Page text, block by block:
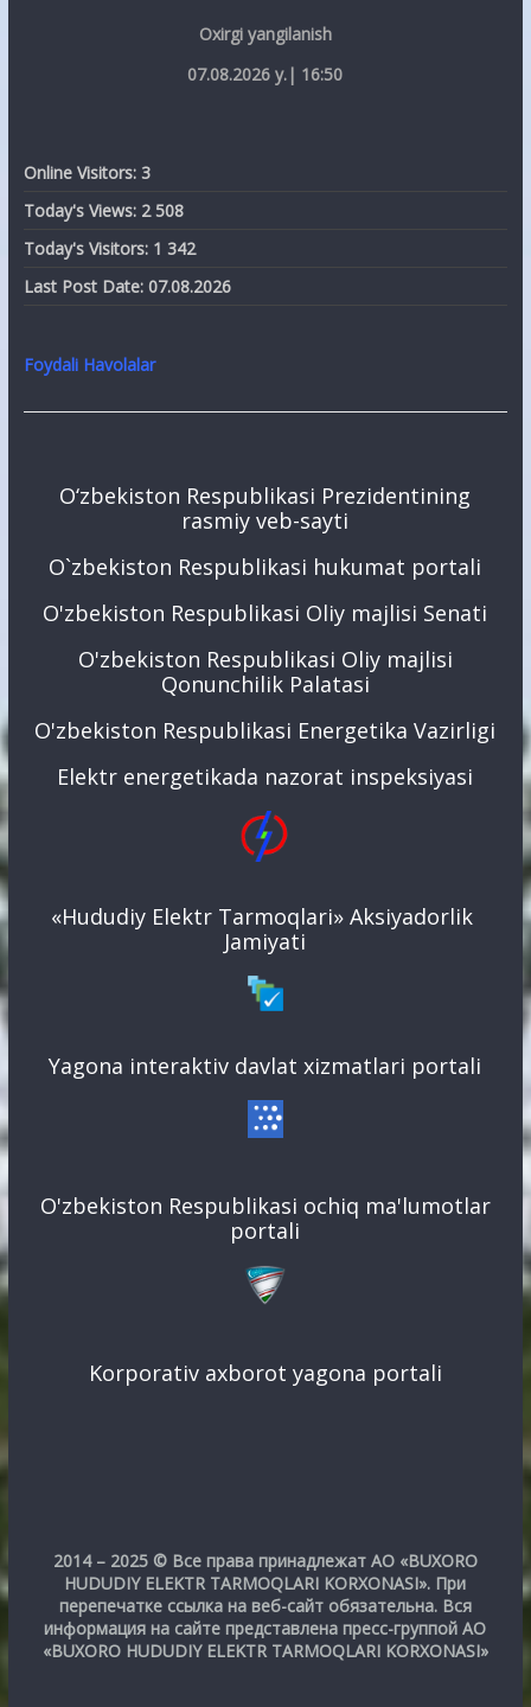
Oxirgi yangilanish
07.08.2026 y.| 16:50
Online Visitors: 3
Today's Views: 2 508
Today's Visitors: 1 342
Last Post Date: 07.08.2026
Foydali Havolalar
O‘zbekiston Respublikasi Prezidentining
rasmiy veb-sayti
O`zbekiston Respublikasi hukumat portali
O'zbekiston Respublikasi Oliy majlisi Senati
O'zbekiston Respublikasi Oliy majlisi
Qonunchilik Palatasi
O'zbekiston Respublikasi Energetika Vazirligi
Elektr energetikada nazorat inspeksiyasi
«Hududiy Elektr Tarmoqlari» Aksiyadorlik
Jamiyati
Yagona interaktiv davlat xizmatlari portali
O'zbekiston Respublikasi ochiq ma'lumotlar
portali
Korporativ axborot yagona portali
2014 – 2025 © Все права принадлежат АО «BUXORO
HUDUDIY ELEKTR TARMOQLARI KORXONASI». При
перепечатке ссылка на веб-сайт обязательна. Вся
информация на сайте представлена пресс-группой АО
«BUXORO HUDUDIY ELEKTR TARMOQLARI KORXONASI»